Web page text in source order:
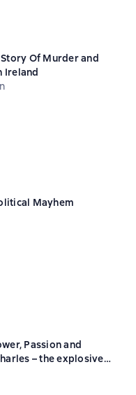
Of Murder and
Ireland
5 на основе 1 оценок
Mayhem
0 на основе 0 оценок
Passion and
– the explosive
the Daily Mail
0 на основе 0 оценок